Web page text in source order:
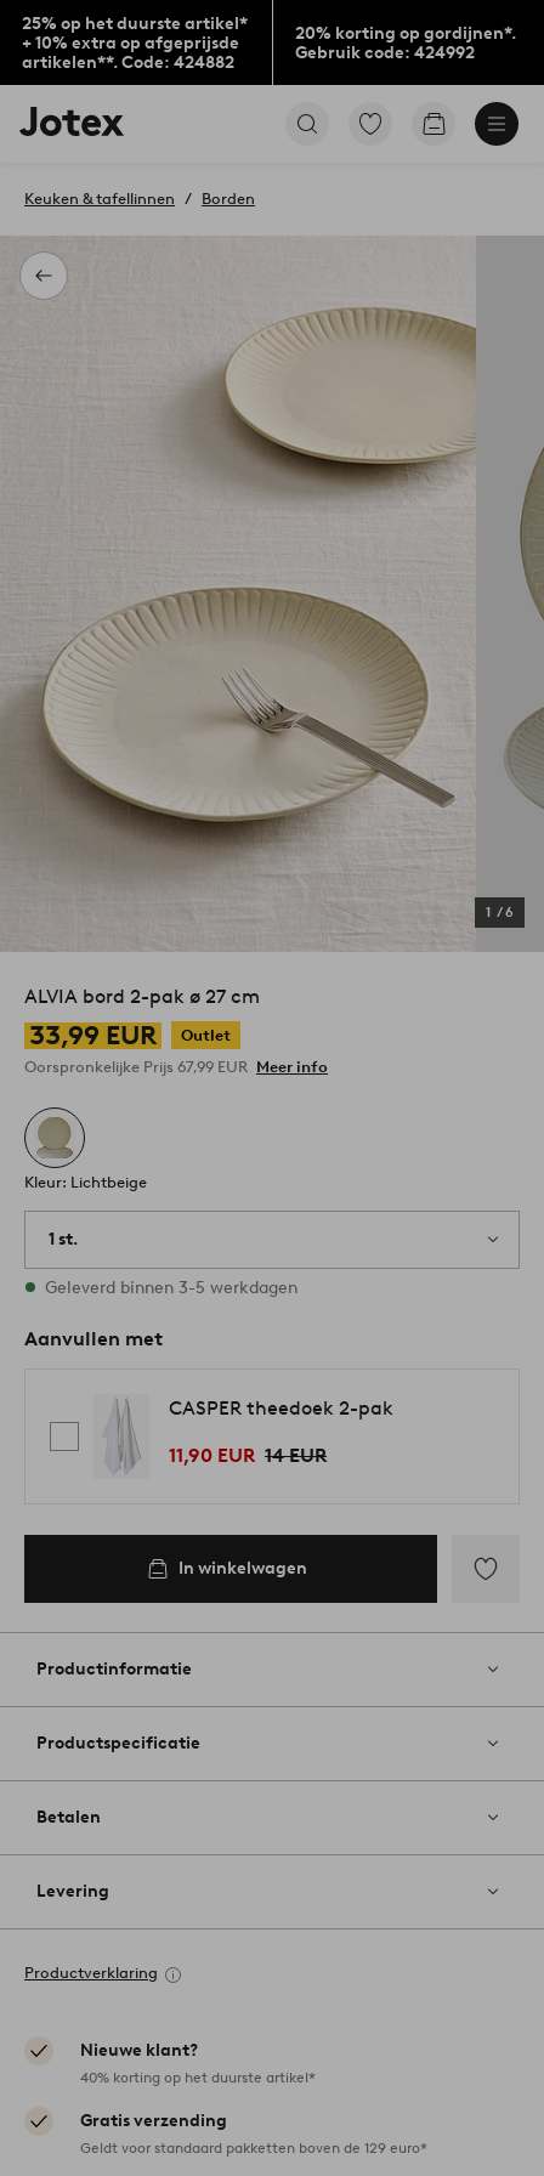
25% op het duurste artikel*
+ 10% extra op afgeprijsde
artikelen**. Code: 424882
20% korting op gordijnen*.
Gebruik code: 424992
Jotex
logo
to
home
page
Ga
Go
Terug
Keuken & tafellinnen Borden
1 /6
ALVIA bord 2-pak ø 27 cm
33,99 EUR
Outlet
Oorspronkelijke Prijs 67,99 EUR Meer info
Kleur: Lichtbeige
1 st.
Op voorraad
Geleverd binnen 3-5 werkdagen
Aanvullen met
CASPER theedoek 2-pak
11,90 EUR 14 EUR
In winkelwagen
aan
Productinformatie
Productspecificatie
Betalen
Levering
Productverklaring
Nieuwe klant?
40% korting op het duurste artikel*
Gratis verzending
Geldt voor standaard pakketten boven de 129 euro*